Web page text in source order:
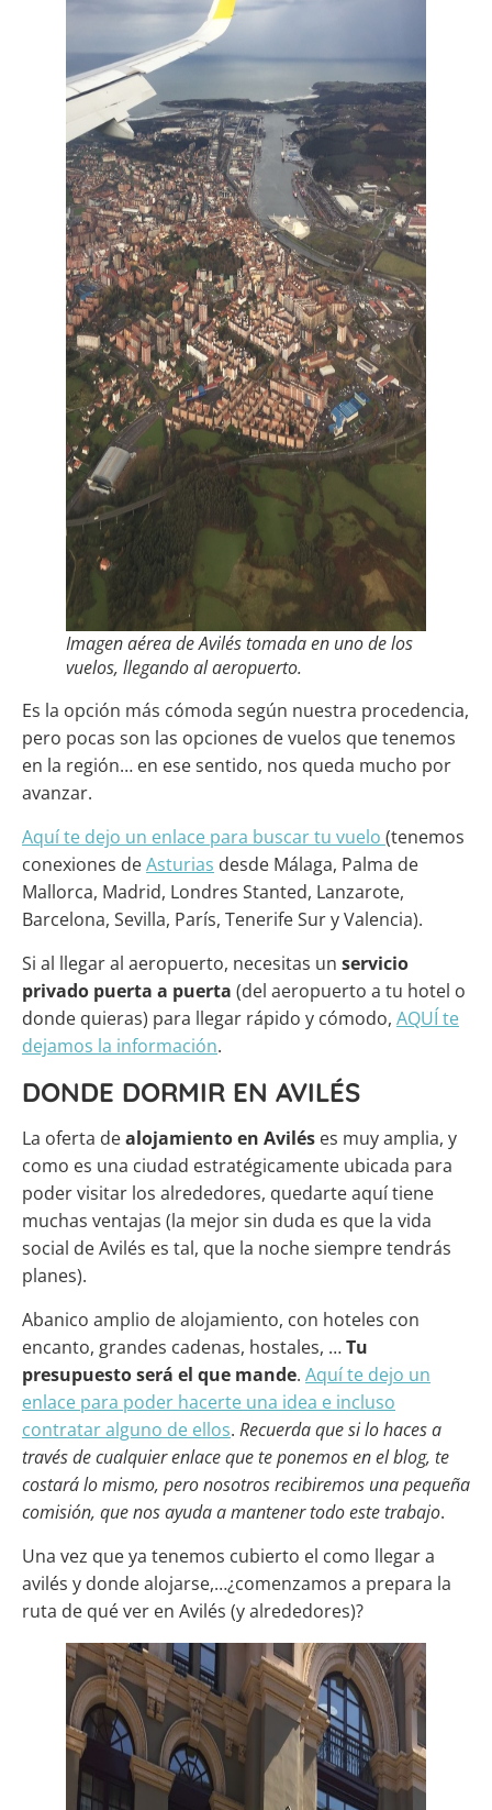
Imagen aérea de Avilés tomada en uno de los
vuelos, llegando al aeropuerto.
Es la opción más cómoda según nuestra procedencia,
pero pocas son las opciones de vuelos que tenemos
en la región… en ese sentido, nos queda mucho por
avanzar.
Aquí te dejo un enlace para buscar tu vuelo (tenemos
conexiones deAsturias desde Málaga, Palma de
Mallorca, Madrid, Londres Stanted, Lanzarote,
Barcelona, Sevilla, París, Tenerife Sur y Valencia).
Si al llegar al aeropuerto, necesitas un servicio
privado puerta a puerta (del aeropuerto a tu hotel o
donde quieras) para llegar rápido y cómodo, AQUÍ te
dejamos la información.
DONDE DORMIR EN AVILÉS
La oferta dealojamiento en Avilés es muy amplia, y
como es una ciudad estratégicamente ubicada para
poder visitar los alrededores, quedarte aquí tiene
muchas ventajas (la mejor sin duda es que la vida
social de Avilés es tal, que la noche siempre tendrás
planes).
Abanico amplio de alojamiento, con hoteles con
encanto, grandes cadenas, hostales, …Tu
presupuesto será el que mande. Aquí te dejo un
enlace para poder hacerte una idea e incluso
contratar alguno de ellos. Recuerda que si lo haces a
través de cualquier enlace que te ponemos en el blog, te
costará lo mismo, pero nosotros recibiremos una pequeña
comisión, que nos ayuda a mantener todo este trabajo.
Una vez que ya tenemos cubierto el como llegar a
avilés y donde alojarse,…¿comenzamos a prepara la
ruta de qué ver en Avilés (y alrededores)?